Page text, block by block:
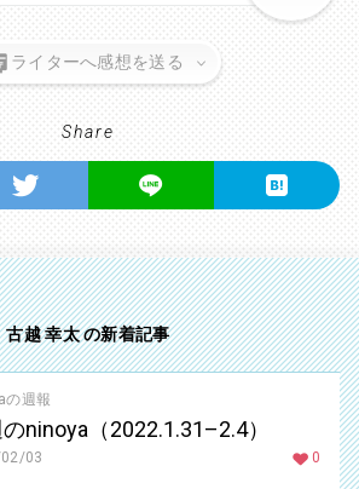
ライターへ感想を送る
Share
古越 幸太 の新着記事
の週報
ninoya（2022.1.31–2.4）
03 0